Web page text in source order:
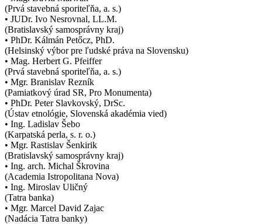
(Prvá stavebná sporiteľňa, a. s.)
• JUDr. Ivo Nesrovnal, LL.M.
(Bratislavský samosprávny kraj)
• PhDr. Kálmán Petőcz, PhD.
(Helsinský výbor pre ľudské práva na Slovensku)
• Mag. Herbert G. Pfeiffer
(Prvá stavebná sporiteľňa, a. s.)
• Mgr. Branislav Rezník
(Pamiatkový úrad SR, Pro Monumenta)
• PhDr. Peter Slavkovský, DrSc.
(Ústav etnológie, Slovenská akadémia vied)
• Ing. Ladislav Šebo
(Karpatská perla, s. r. o.)
• Mgr. Rastislav Šenkirik
(Bratislavský samosprávny kraj)
• Ing. arch. Michal Škrovina
(Academia Istropolitana Nova)
• Ing. Miroslav Uličný
(Tatra banka)
• Mgr. Marcel David Zajac
(Nadácia Tatra banky)